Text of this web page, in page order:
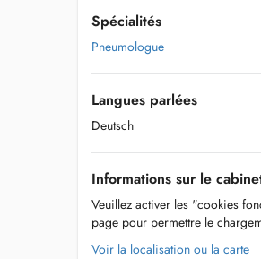
Spécialités
Pneumologue
Langues parlées
Deutsch
Informations sur le
Veuillez activer les "cookies
page pour permettre le
Voir la localisation ou la carte